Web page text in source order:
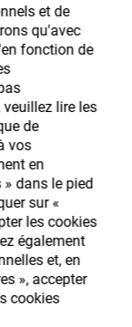
et de
qu'avec
fonction de
lire les
de
vos
en
dans le pied
sur «
les cookies
également
et, en
», accepter
cookies
vous pour
notre